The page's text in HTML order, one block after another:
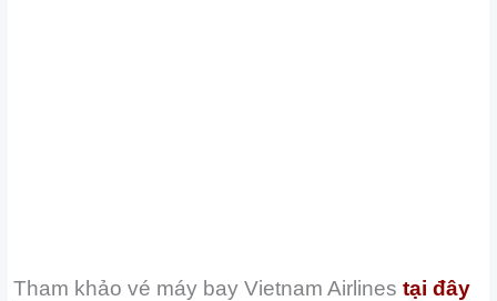
Tham khảo vé máy bayVietnam Airlines tại đây